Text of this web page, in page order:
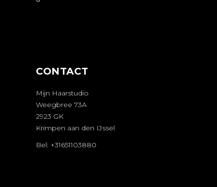
CONTACT
Mijn Haarstudio
Weegbree 73A
2923 GK
Krimpen aan den IJssel
Bel: +31651103880